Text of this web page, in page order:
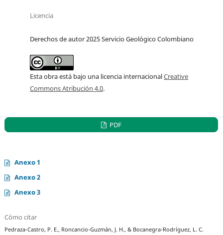
Licencia
Derechos de autor 2025 Servicio Geológico Colombiano
Esta obra está bajo una licencia internacionalCreative
Commons Atribución 4.0.
PDF
Anexo 1
Anexo 2
Anexo 3
Cómo citar
Pedraza-Castro, P. E., Roncancio-Guzmán, J. H., & Bocanegra-Rodríguez, L. C.